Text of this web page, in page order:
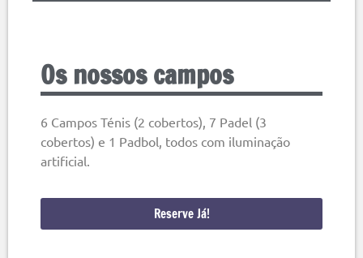
Os nossos campos
6 Campos Ténis (2 cobertos), 7 Padel (3
cobertos) e 1 Padbol, todos com iluminação
artificial.
Reserve Já!